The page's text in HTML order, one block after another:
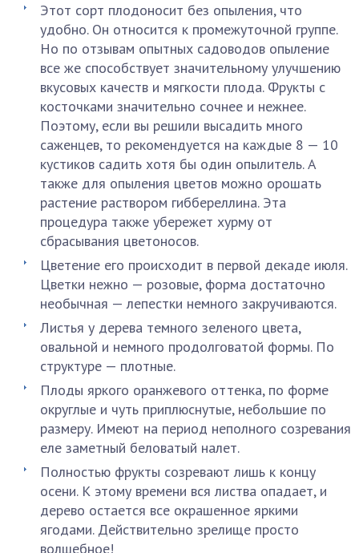
Этот сорт плодоносит без опыления, что
удобно. Он относится к промежуточной группе.
Но по отзывам опытных садоводов опыление
все же способствует значительному улучшению
вкусовых качеств и мягкости плода. Фрукты с
косточками значительно сочнее и нежнее.
Поэтому, если вы решили высадить много
саженцев, то рекомендуется на каждые 8 — 10
кустиков садить хотя бы один опылитель. А
также для опыления цветов можно орошать
растение раствором гиббереллина. Эта
процедура также убережет хурму от
сбрасывания цветоносов.
Цветение его происходит в первой декаде июля.
Цветки нежно — розовые, форма достаточно
необычная — лепестки немного закручиваются.
Листья у дерева темного зеленого цвета,
овальной и немного продолговатой формы. По
структуре — плотные.
Плоды яркого оранжевого оттенка, по форме
округлые и чуть приплюснутые, небольшие по
размеру. Имеют на период неполного созревания
еле заметный беловатый налет.
Полностью фрукты созревают лишь к концу
осени. К этому времени вся листва опадает, и
дерево остается все окрашенное яркими
ягодами. Действительно зрелище просто
волшебное!